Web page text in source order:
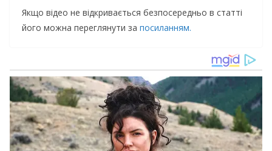
Якщо відео не відкривається безпосередньо в статті
його можна переглянути за посиланням.